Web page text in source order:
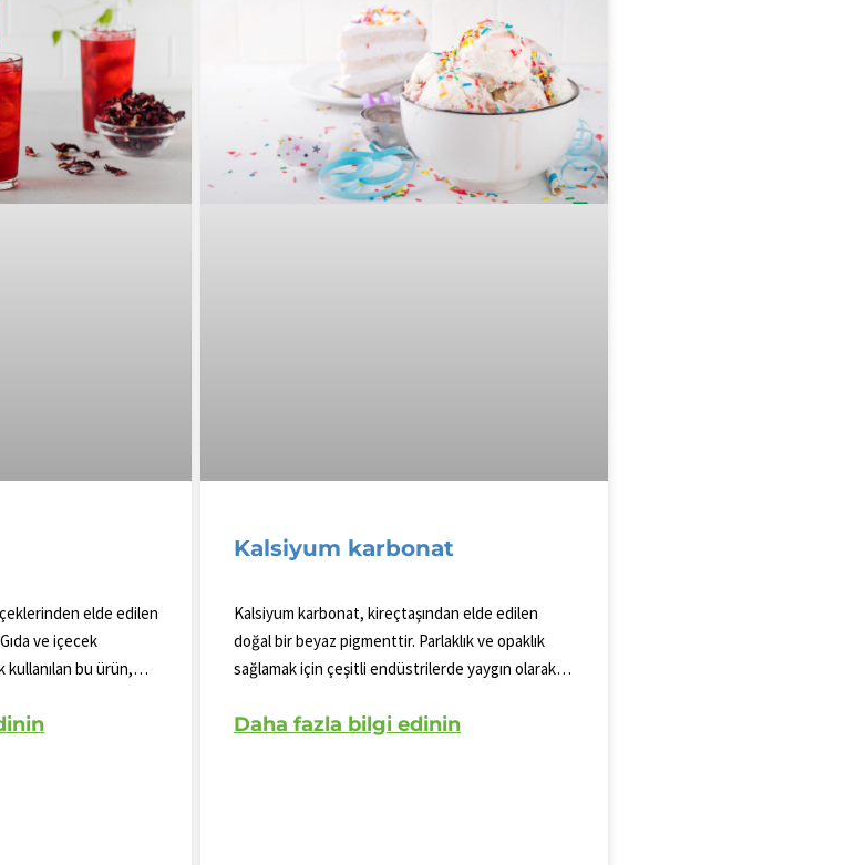
elde edilen
ve içecek
kullanılan bu ürün,
çeşitli uygulamalara
Kalsiyum karbonat
Kalsiyum karbonat, kireçtaşından elde edilen
doğal bir beyaz pigmenttir. Parlaklık ve opaklık
sağlamak için çeşitli endüstrilerde yaygın olarak
kozmetik ve ilaç gibi ürünlerde renk stabilitesini
Daha fazla bilgi edinin